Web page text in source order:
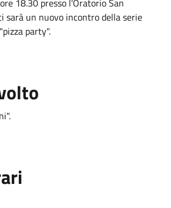
sarà un nuovo incontro della serie
party".